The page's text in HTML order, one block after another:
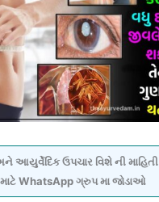
આયુર્વેદિક ઉપચાર વિશે ની માહિતી
WhatsApp ગ્રુપ મા જોડાઓ